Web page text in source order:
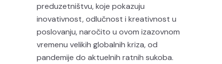
preduzetništvu, koje pokazuju
inovativnost, odlučnost i kreativnost u
poslovanju, naročito u ovom izazovnom
vremenu velikih globalnih kriza, od
pandemije do aktuelnih ratnih sukoba.